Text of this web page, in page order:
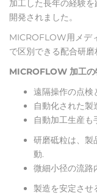
加工した長年の経験
開発されました。
MICROFLOW用メデ
で区別できる配合研磨
MICROFLOW 加工の
遠隔操作の点検
自動化された製
自動加工生産
研磨砥粒は、製
動.
微細小径の流路
製造を安定させ